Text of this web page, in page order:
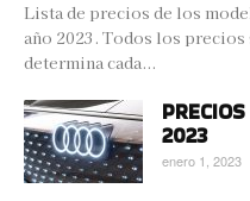
Lista de precios de los
año 2023. Todos los
determina cada...
2023
enero 1, 2023